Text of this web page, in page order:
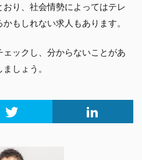
り、社会情勢によってはテレ
もしれない求人もあります。
ックし、分からないことがあ
しょう。